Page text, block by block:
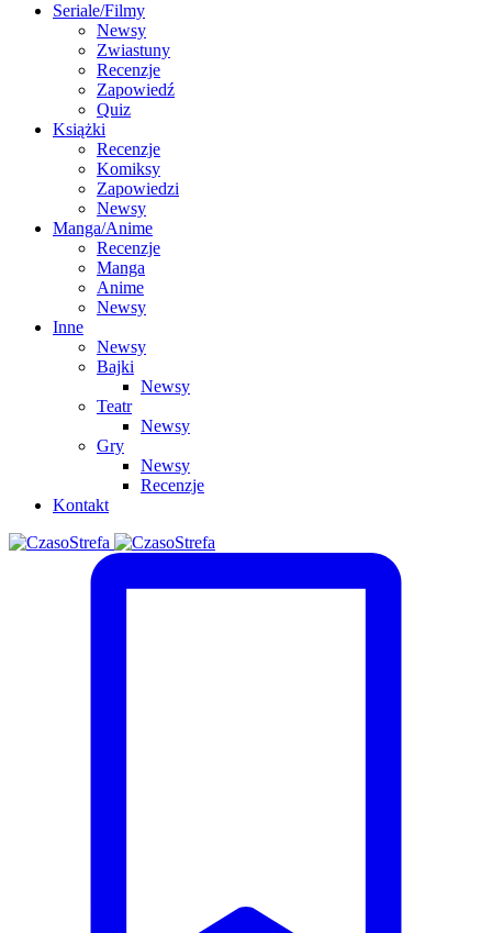
Seriale/Filmy
Newsy
Zwiastuny
Recenzje
Zapowiedź
Quiz
Książki
Recenzje
Komiksy
Zapowiedzi
Newsy
Manga/Anime
Recenzje
Manga
Anime
Newsy
Inne
Newsy
Bajki
Newsy
Teatr
Newsy
Gry
Newsy
Recenzje
Kontakt